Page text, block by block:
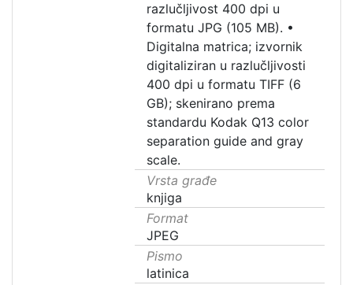
razlučljivost 400 dpi u
formatu JPG (105 MB). •
Digitalna matrica; izvornik
digitaliziran u razlučljivosti
400 dpi u formatu TIFF (6
GB); skenirano prema
standardu Kodak Q13 color
separation guide and gray
scale.
Vrsta građe
knjiga
Format
JPEG
Pismo
latinica